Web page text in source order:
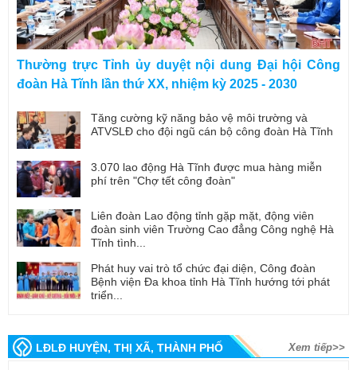
Thường trực Tỉnh ủy duyệt nội dung Đại hội Công
đoàn Hà Tĩnh lần thứ XX, nhiệm kỳ 2025 - 2030
Tăng cường kỹ năng bảo vệ môi trường và
ATVSLĐ cho đội ngũ cán bộ công đoàn Hà Tĩnh
3.070 lao động Hà Tĩnh được mua hàng miễn
phí trên "Chợ tết công đoàn"
Liên đoàn Lao động tỉnh gặp mặt, động viên
đoàn sinh viên Trường Cao đẳng Công nghệ Hà
Tĩnh tình...
Phát huy vai trò tổ chức đại diện, Công đoàn
Bệnh viện Đa khoa tỉnh Hà Tĩnh hướng tới phát
triển...
LĐLĐ HUYỆN, THỊ XÃ, THÀNH PHỐ Xem tiếp>>